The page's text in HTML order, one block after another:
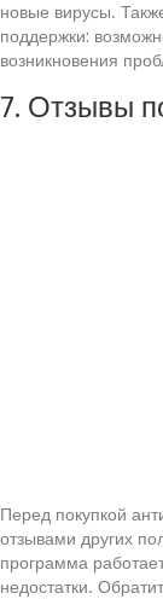
новые вирусы.
поддержки:
возникновения
7. Отзывы
Перед покупкой
отзывами других
программа
недостатки.